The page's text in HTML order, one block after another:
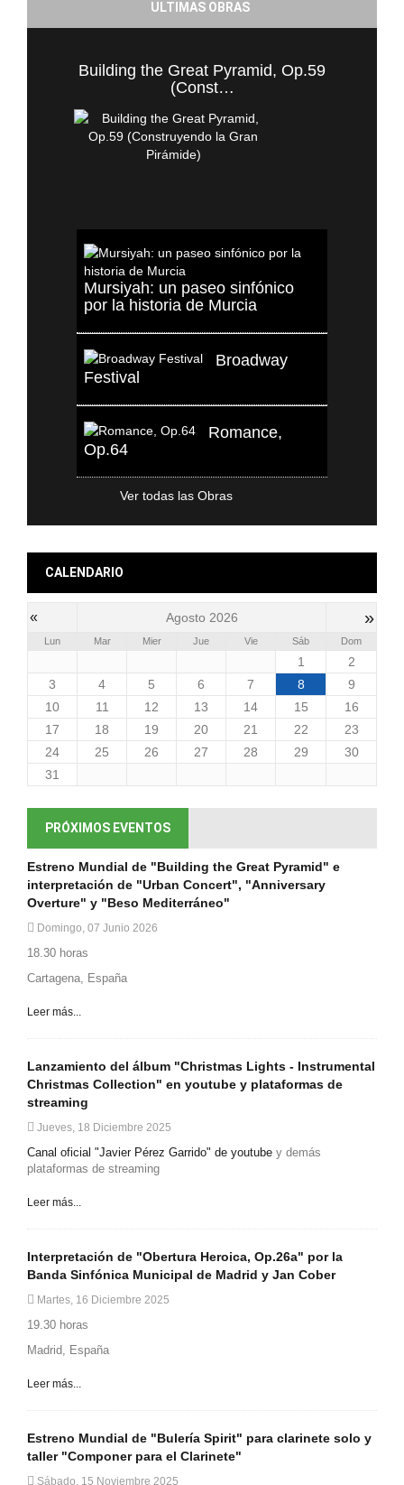
ULTIMAS OBRAS
Building the Great Pyramid, Op.59
(Const…
Mursiyah: un paseo sinfónico
por la historia de Murcia
Broadway
Festival
Romance,
Op.64
Ver todas las Obras
CALENDARIO
« Agosto 2026 »
Lun Mar Mier Jue Vie Sáb Dom
1
2
3
4 5 6 7 8
9
10
11 12 13 14 15
16
17
18 19 20 21 22
23
24
25 26 27 28 29
30
31
PRÓXIMOS EVENTOS
Estreno Mundial de "Building the Great Pyramid" e
interpretación de "Urban Concert", "Anniversary
Overture" y "Beso Mediterráneo"
Domingo, 07 Junio 2026
18.30 horas
Cartagena, España
Leer más...
Lanzamiento del álbum "Christmas Lights - Instrumental
Christmas Collection" en youtube y plataformas de
streaming
Jueves, 18 Diciembre 2025
Canal oficial "Javier Pérez Garrido" de youtube y demás
plataformas de streaming
Leer más...
Interpretación de "Obertura Heroica, Op.26a" por la
Banda Sinfónica Municipal de Madrid y Jan Cober
Martes, 16 Diciembre 2025
19.30 horas
Madrid, España
Leer más...
Estreno Mundial de "Bulería Spirit" para clarinete solo y
taller "Componer para el Clarinete"
Sábado, 15 Noviembre 2025